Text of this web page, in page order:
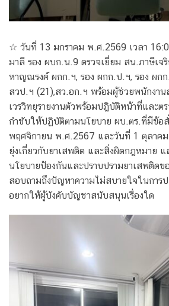
☆ วันที่ 13 มกราคม พ.ศ.2569 เวลา
มาลี รอง ผบก.น.9 ตรวจเยี่ยม สน.ภาษีเ
หาญณรงค์ ผกก.ฯ, รอง ผกก.ป.ฯ, รอง ผก
สวป.ฯ (21),สว.อก.ฯ พร้อมผู้ช่วยพนักงา
เวรวิทยุรายงานตัวพร้อมปฎิบัติหน้าที่และต
กำชับให้ปฏิบัติตามนโยบาย ผบ.ตร.ที่มีข้อสั่
พฤศจิกายน พ.ศ.2567 และวันที่ 1 ตุลาค
ยุ่งเกี่ยวกับยาเสพติด และสิ่งผิดกฎหมาย
นโยบายป้องกันและปราบปรามยาเสพติดข
สอบถามถึงปัญหาความไม่สบายใจในการ
อยากให้ผู้บังคับบัญชาสนับสนุนเรื่องใด